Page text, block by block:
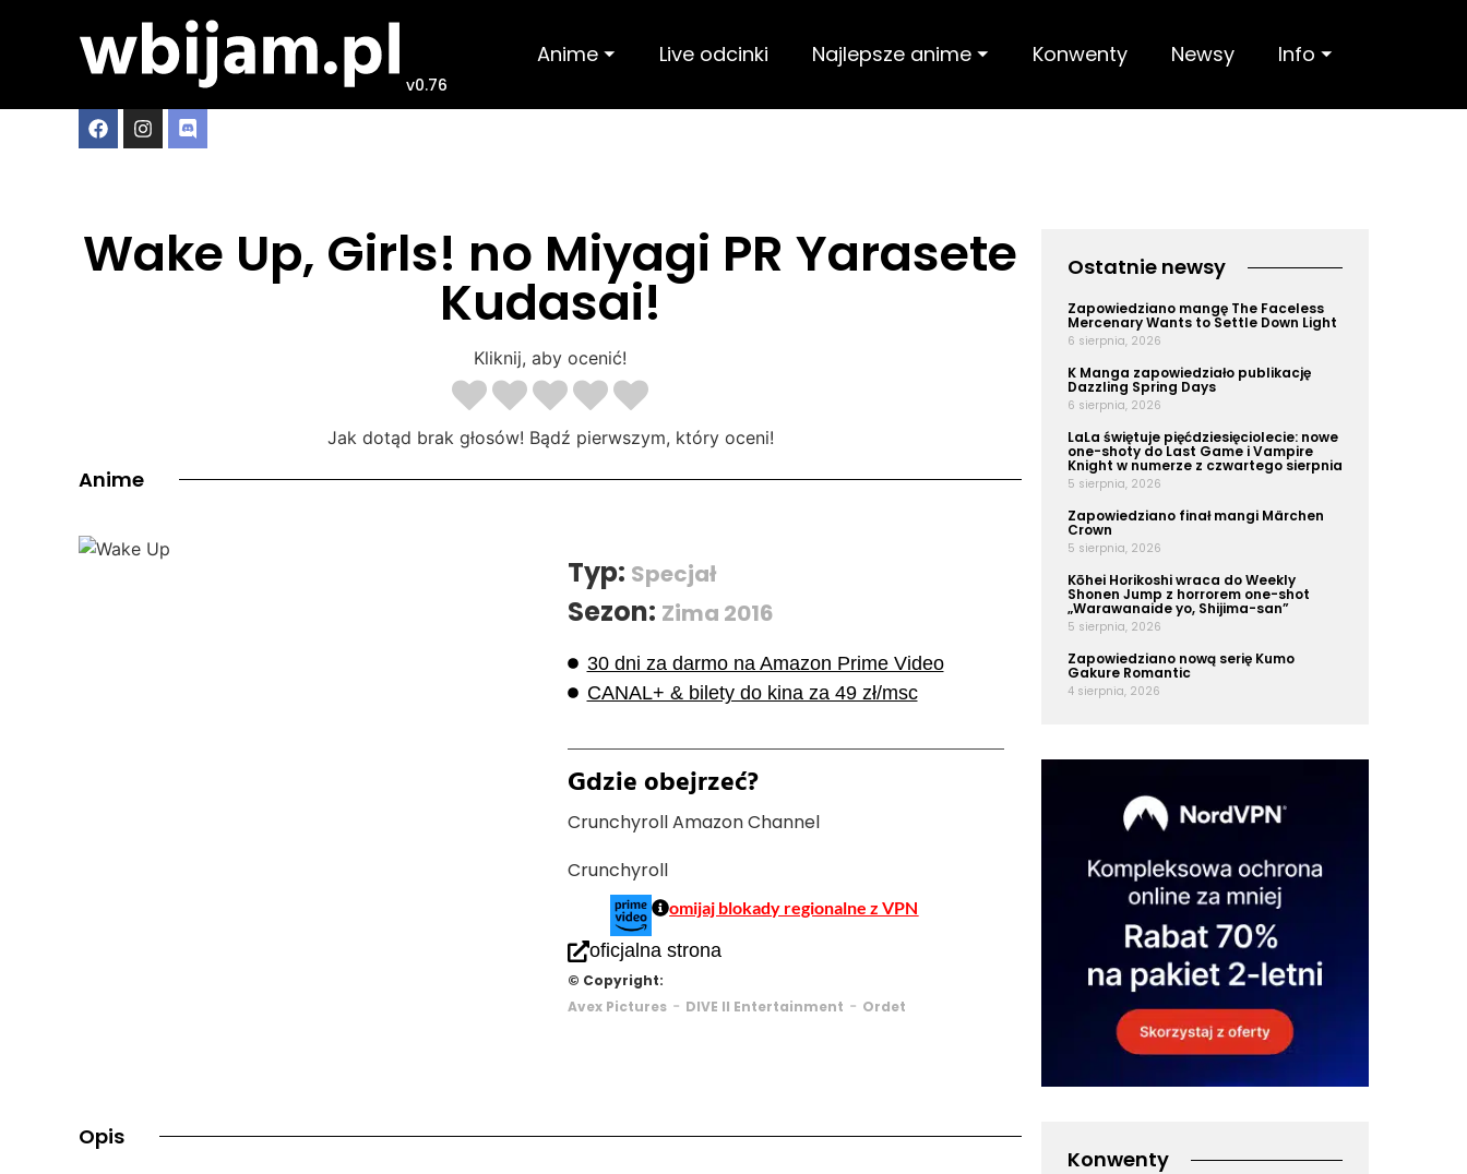
v0.76
Anime ⏷ Live odcinki Najlepsze anime ⏷ Konwenty Newsy Info ⏷
Wake Up, Girls! no Miyagi PR Yarasete
Kudasai!
Kliknij, aby ocenić!
Jak dotąd brak głosów! Bądź pierwszym, który oceni!
Anime
Typ: Specjał
Sezon: Zima 2016
30 dni za darmo na Amazon Prime Video
CANAL+ & bilety do kina za 49 zł/msc
Gdzie obejrzeć?
Crunchyroll Amazon Channel
Crunchyroll
omijaj blokady regionalne z VPN
oficjalna strona
© Copyright:
Avex Pictures - DIVE II Entertainment - Ordet
Opis
Ostatnie newsy
Zapowiedziano mangę The Faceless
Mercenary Wants to Settle Down Light
6 sierpnia, 2026
K Manga zapowiedziało publikację
Dazzling Spring Days
6 sierpnia, 2026
LaLa świętuje pięćdziesięciolecie: nowe
one-shoty do Last Game i Vampire
Knight w numerze z czwartego sierpnia
5 sierpnia, 2026
Zapowiedziano finał mangi Märchen
Crown
5 sierpnia, 2026
Kōhei Horikoshi wraca do Weekly
Shonen Jump z horrorem one-shot
„Warawanaide yo, Shijima-san”
5 sierpnia, 2026
Zapowiedziano nową serię Kumo
Gakure Romantic
4 sierpnia, 2026
Konwenty